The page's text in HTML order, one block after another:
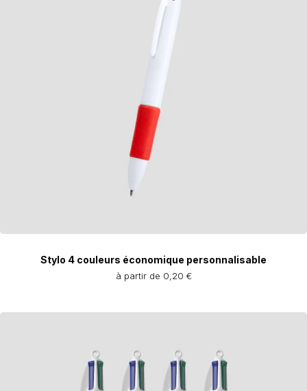
Stylo 4 couleurs économique personnalisable
à partir de 0,20 €